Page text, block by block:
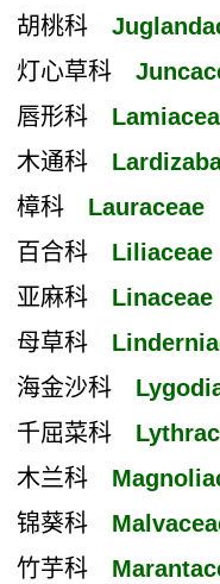
胡桃科
灯心草科
唇形科
木通科
樟科
Lauraceae
百合科
Liliaceae
亚麻科
Linaceae
母草科
海金沙科
千屈菜科
木兰科
锦葵科
竹芋科